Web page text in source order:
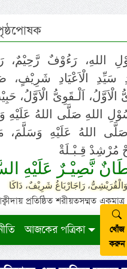
اللهِ، رَءُوْفٌ رَّحِيْمٌ،
سَيِّدِ الْاَعْيَادِ شَرِيْفٍ،
الْاَوَّلُ، اَلْـقَوِىُّ الْاَوَّلُ،
اللهِ صَلَّى اللهُ عَلَيْهِ
اللهُ عَلَيْهِ وَسَلَّمَ،
مُرْشِدْ قِـبْـلَةْ
نَّصِيْـرٌ عَلَيْهِ
رَاجَارْبَاغُ شَرِيْفٌ، دَاكَا
প্রতিষ্ঠিত শরীয়তসম্মত একমাত্র
আজকের পত্রিকা
খোঁজ
করুন